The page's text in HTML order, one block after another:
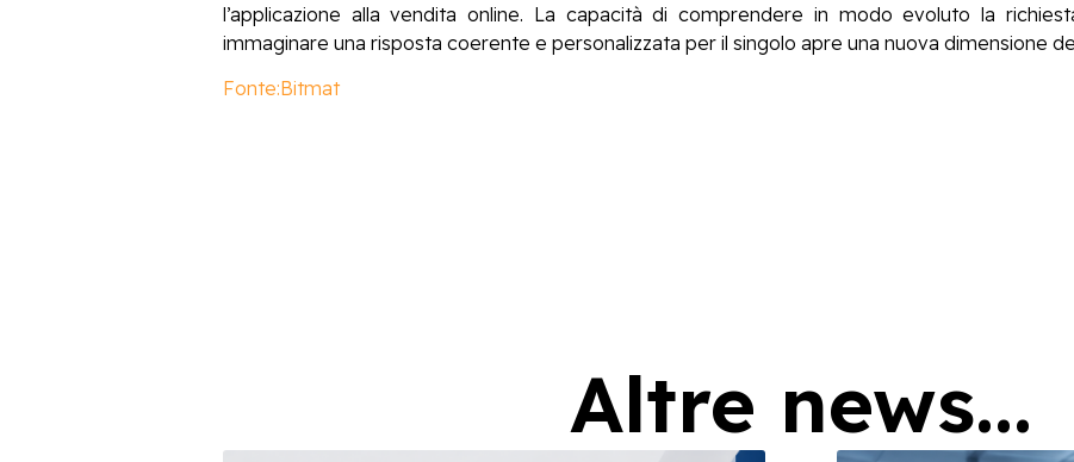
l’applicazione alla vendita online. La capacità di comprendere in modo evoluto la
immaginare una risposta coerente e personalizzata per il singolo apre una nuova dimensione
Fonte:Bitmat
Altre news...